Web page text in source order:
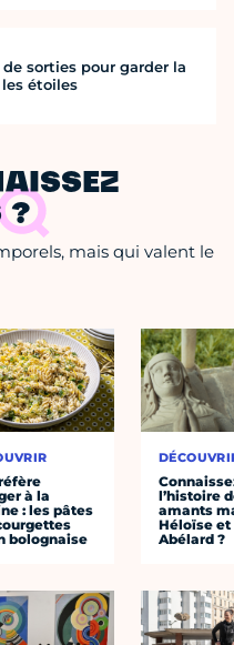
de sorties pour garder la
étoiles
?
mais qui valent le
à la
: les pâtes
bolognaise
l’histoire
amants
Héloïse et
Abélard ?